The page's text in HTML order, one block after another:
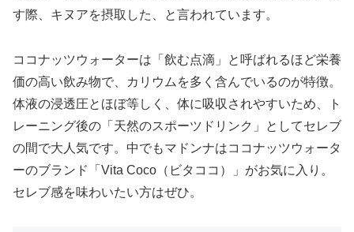
す際、キヌアを摂取した、と言われています。
ココナッツウォーターは「飲む点滴」と呼ばれるほど栄養
価の高い飲み物で、カリウムを多く含んでいるのが特徴。
体液の浸透圧とほぼ等しく、体に吸収されやすいため、ト
レーニング後の「天然のスポーツドリンク」としてセレブ
の間で大人気です。中でもマドンナはココナッツウォータ
ーのブランド「Vita Coco（ビタココ）」がお気に入り。
セレブ感を味わいたい方はぜひ。